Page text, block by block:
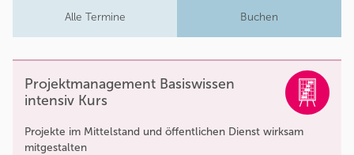
Alle Termine Buchen
Projektmanagement Basiswissen
intensiv Kurs
Projekte im Mittelstand und öffentlichen Dienst wirksam
mitgestalten